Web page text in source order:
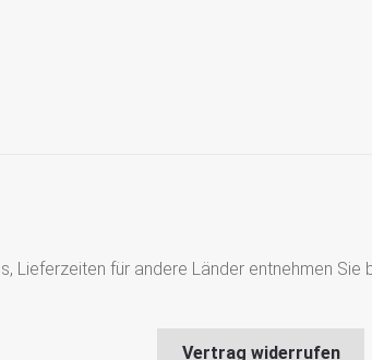
Lieferzeiten für andere Länder entnehmen
Vertrag widerrufen